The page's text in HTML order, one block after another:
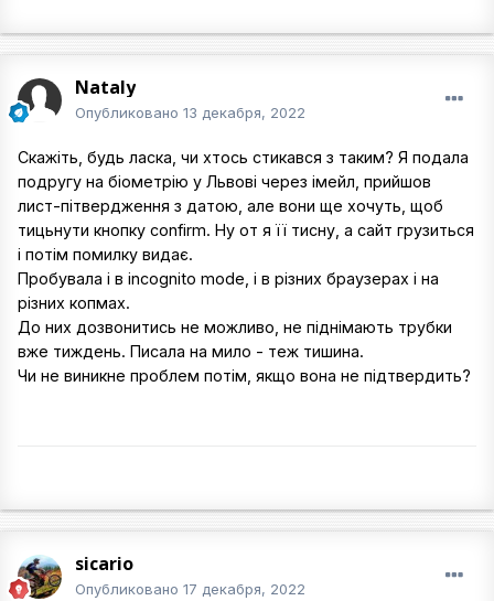
Nataly
Опубликовано 13 декабря, 2022
Скажіть, будь ласка, чи хтось стикався з таким? Я подала
подругу на біометрію у Львові через імейл, прийшов
лист-пітвердження з датою, але вони ще хочуть, щоб
тицьнути кнопку confirm. Ну от я її тисну, а сайт грузиться
і потім помилку видає.
Пробувала і в incognito mode, і в різних браузерах і на
різних копмах.
До них дозвонитись не можливо, не піднімають трубки
вже тиждень. Писала на мило - теж тишина.
Чи не виникне проблем потім, якщо вона не підтвердить?
sicario
Опубликовано 17 декабря, 2022